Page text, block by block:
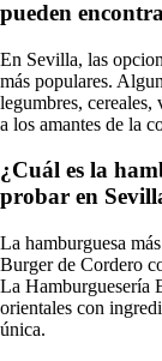
pueden
En Sevilla, las
más populares.
legumbres, cereales,
a los amantes de la
¿Cuál es la
probar en
La hamburguesa
Burger de Cordero
La Hamburguesería
orientales con
única.